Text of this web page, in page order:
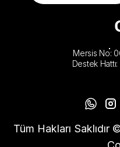
Mersis No:
Destek
Tüm Hakları